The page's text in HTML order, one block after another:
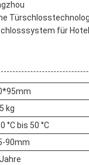
für
kg
°C bis 50 °C
90mm